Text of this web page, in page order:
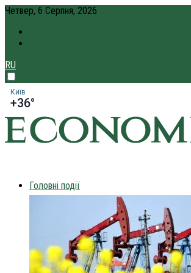
Четвер, 6 Серпня, 2026
RU
Київ
+36°
Головні події